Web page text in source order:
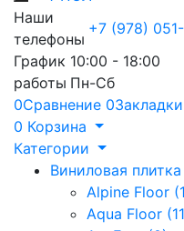
Toggle mobile menu
Наши
телефоны
+7 (978)
График
работы
10:00 - 18:00
Пн-Сб
0Сравнение 0Закладки
0 Корзина
Категории
Виниловая плитка
Alpine Floor
Aqua Floor